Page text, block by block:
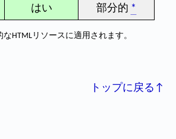
はい 部分的 *
HTMLリソースに適用されます。
トップに戻る↑